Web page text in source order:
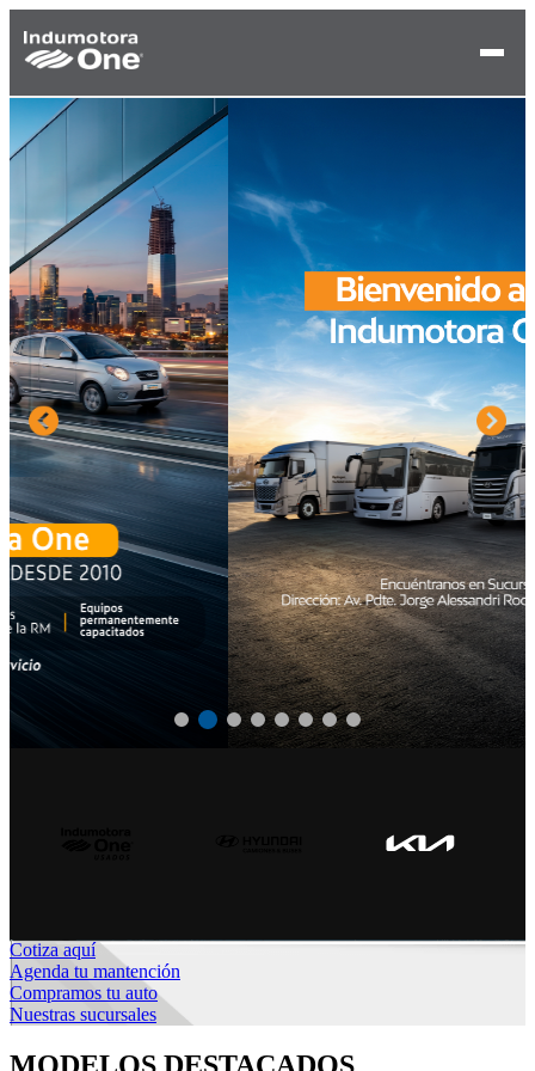
Cotiza aquí
Agenda tu mantención
Compramos tu auto
Nuestras sucursales
MODELOS DESTACADOS